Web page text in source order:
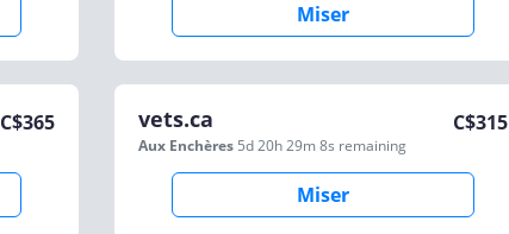
Miser
C$365 vets.ca
Aux Enchères 5d 20h 29m 8s remaining
C$315
Miser